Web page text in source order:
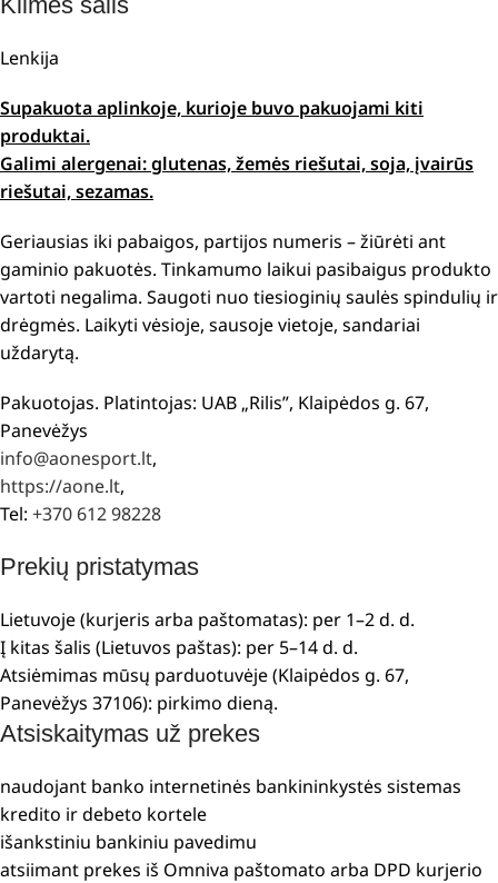
Lenkija
Supakuota aplinkoje, kurioje buvo pakuojami kiti
produktai.
Galimi alergenai: glutenas, žemės riešutai, soja, įvairūs
riešutai, sezamas.
Geriausias iki pabaigos, partijos numeris – žiūrėti ant
gaminio pakuotės. Tinkamumo laikui pasibaigus produkto
vartoti negalima. Saugoti nuo tiesioginių saulės spindulių ir
drėgmės. Laikyti vėsioje, sausoje vietoje, sandariai
uždarytą.
Pakuotojas. Platintojas: UAB „Rilis”, Klaipėdos g. 67,
Panevėžys
info@aonesport.lt,
https://aone.lt,
Tel: +370 612 98228
Prekių pristatymas
Lietuvoje (kurjeris arba paštomatas): per 1–2 d. d.
Į kitas šalis (Lietuvos paštas): per 5–14 d. d.
Atsiėmimas mūsų parduotuvėje (Klaipėdos g. 67,
Panevėžys 37106): pirkimo dieną.
Atsiskaitymas už prekes
naudojant banko internetinės bankininkystės sistemas
kredito ir debeto kortele
išankstiniu bankiniu pavedimu
atsiimant prekes iš Omniva paštomato arba DPD kurjerio